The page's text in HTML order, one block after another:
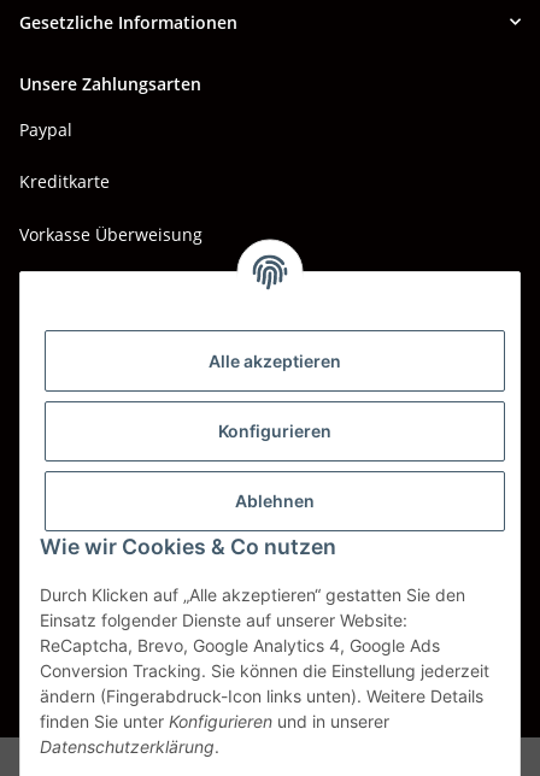
Alle akzeptieren
Konfigurieren
Ablehnen
Wie wir Cookies & Co nutzen
Durch Klicken auf „Alle akzeptieren“ gestatten Sie den
Einsatz folgender Dienste auf unserer Website:
ReCaptcha, Brevo, Google Analytics 4, Google Ads
Conversion Tracking. Sie können die Einstellung jederzeit
ändern (Fingerabdruck-Icon links unten). Weitere Details
finden Sie unter Konfigurieren und in unserer
Datenschutzerklärung.
Gesetzliche Informationen
Unsere Zahlungsarten
Paypal
Kreditkarte
Vorkasse Überweisung
Wir versenden mit
Spedition BTG
Spedition Schenker
Vertrag widerrufen
* Alle Preise inkl. gesetzlicher USt., zzgl.Versand